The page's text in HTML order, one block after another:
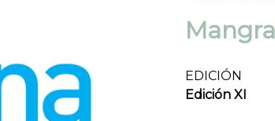
EDICIÓN
Edición XI